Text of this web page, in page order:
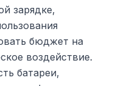
зарядке,
бюджет на
воздействие.
батареи,